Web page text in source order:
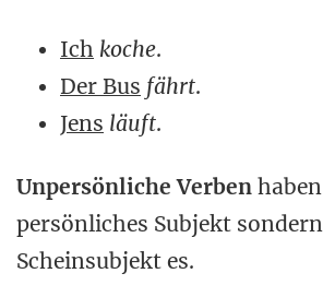
Ich koche.
Der Bus fährt.
Jens läuft.
Unpersönliche Verben
persönliches Subjekt
Scheinsubjekt es.